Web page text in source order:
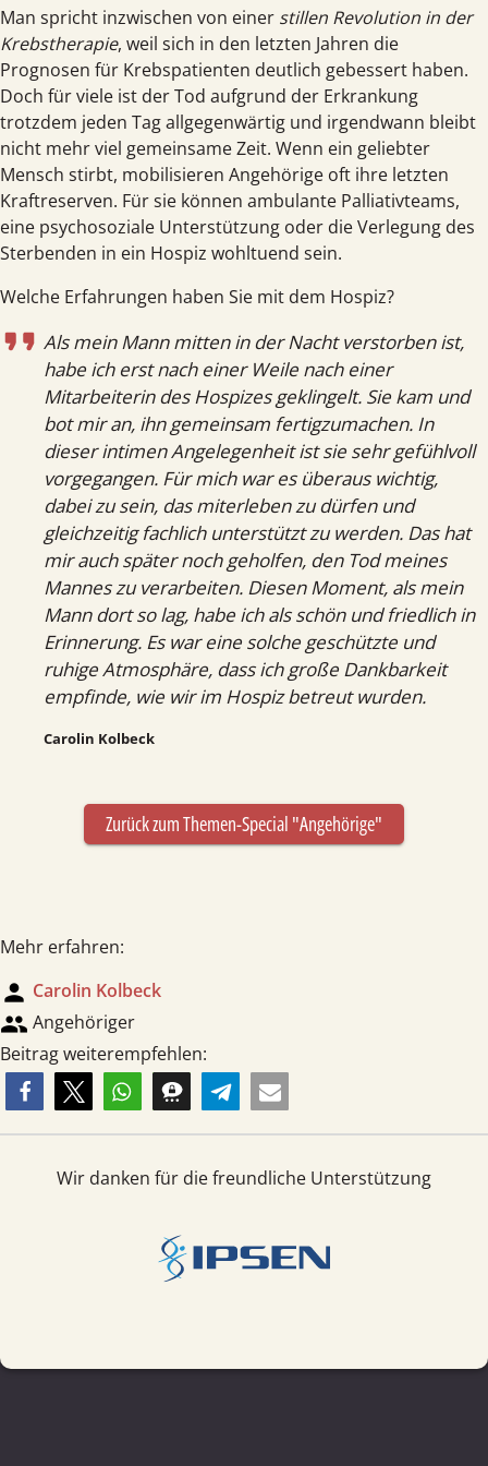
Man spricht inzwischen von einer stillen Revolution in der
Krebst­herapie, weil sich in den letzten Jahren die
Prognosen für Krebs­patienten deutlich gebessert haben.
Doch für viele ist der Tod aufgrund der Erkrankung
trotzdem jeden Tag allgegen­wärtig und irgend­wann bleibt
nicht mehr viel gemein­same Zeit. Wenn ein geliebter
Mensch stirbt, mobilisieren Angehörige oft ihre letzten
Kraft­reserven. Für sie können ambulante Palliativ­teams,
eine psycho­soziale Unter­stützung oder die Verlegung des
Sterbenden in ein Hospiz wohltuend sein.
Welche Erfahrungen haben Sie mit dem Hospiz?
Als mein Mann mitten in der Nacht verstorben ist,
habe ich erst nach einer Weile nach einer
Mitarbeiterin des Hospizes geklingelt. Sie kam und
bot mir an, ihn gemeinsam fertigzumachen. In
dieser intimen Angelegenheit ist sie sehr gefühlvoll
vorgegangen. Für mich war es überaus wichtig,
dabei zu sein, das miterleben zu dürfen und
gleichzeitig fachlich unterstützt zu werden. Das hat
mir auch später noch geholfen, den Tod meines
Mannes zu verarbeiten. Diesen Moment, als mein
Mann dort so lag, habe ich als schön und friedlich in
Erinnerung. Es war eine solche geschützte und
ruhige Atmosphäre, dass ich große Dankbarkeit
empfinde, wie wir im Hospiz betreut wurden.
Carolin Kolbeck
Zurück zum Themen-Special "Angehörige"
Mehr erfahren:
person Carolin Kolbeck
group Angehöriger
Beitrag weiterempfehlen:
Wir danken für die freundliche Unterstützung